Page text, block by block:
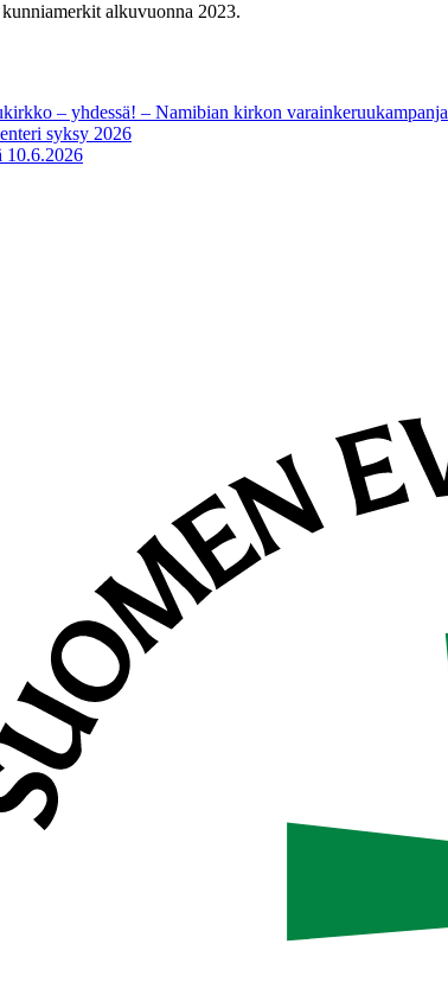
alkuvuonna 2023.
– yhdessä! – Namibian kirkon varainkeruukampanja
syksy 2026
10.6.2026